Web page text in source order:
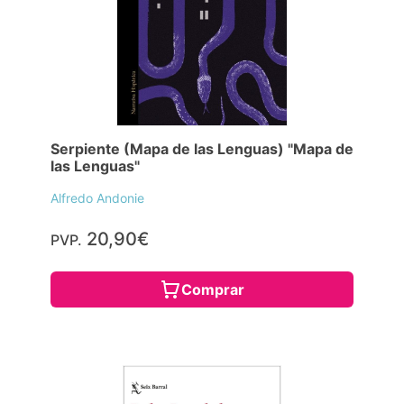
Serpiente (Mapa de las Lenguas) "Mapa de
las Lenguas"
Alfredo Andonie
PVP. 20,90€
Comprar